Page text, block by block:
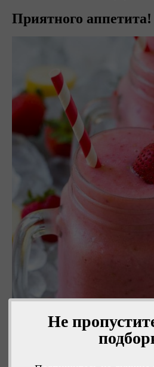
Не
Приятного аппетита!